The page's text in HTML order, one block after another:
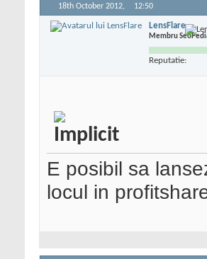
18th October 2012, 12:50
LensFlare
Membru
Reputatie:
E posibil sa
locul in